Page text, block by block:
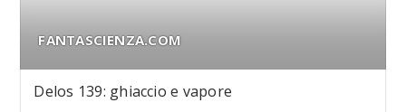
FANTASCIENZA.COM
Delos 139: ghiaccio e vapore